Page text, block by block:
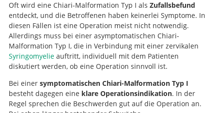
Oft wird eine Chiari-Malformation Typ I als Zufallsbefund
entdeckt, und die Betroffenen haben keinerlei Symptome. In
diesen Fällen ist eine Operation meist nicht notwendig.
Allerdings muss bei einer asymptomatischen Chiari-
Malformation Typ I, die in Verbindung mit einer zervikalen
Syringomyelieauftritt, individuell mit dem Patienten
diskutiert werden, ob eine Operation sinnvoll ist.
Bei einer symptomatischen Chiari-Malformation Typ I
besteht dagegen eine klare Operationsindikation. In der
Regel sprechen die Beschwerden gut auf die Operation an.